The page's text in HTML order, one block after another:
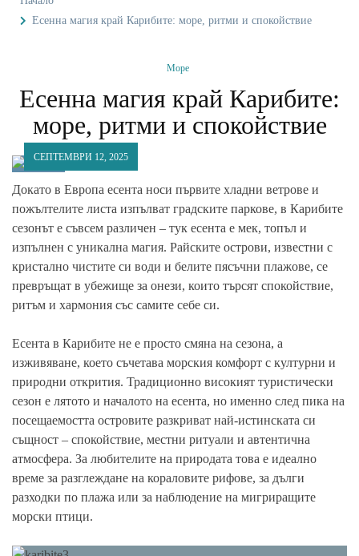
Есенна магия край Карибите: море, ритми и спокойствие
Море
Есенна магия край Карибите:
море, ритми и спокойствие
СЕПТЕМВРИ 12, 2025
Докато в Европа есента носи първите хладни ветрове и
пожълтелите листа изпълват градските паркове, в Карибите
сезонът е съвсем различен – тук есента е мек, топъл и
изпълнен с уникална магия. Райските острови, известни с
кристално чистите си води и белите пясъчни плажове, се
превръщат в убежище за онези, които търсят спокойствие,
ритъм и хармония със самите себе си.
Есента в Карибите не е просто смяна на сезона, а
изживяване, което съчетава морския комфорт с културни и
природни открития. Традиционно високият туристически
сезон е лятото и началото на есента, но именно след пика на
посещаемостта островите разкриват най-истинската си
същност – спокойствие, местни ритуали и автентична
атмосфера. За любителите на природата това е идеално
време за разглеждане на кораловите рифове, за дълги
разходки по плажа или за наблюдение на мигриращите
морски птици.